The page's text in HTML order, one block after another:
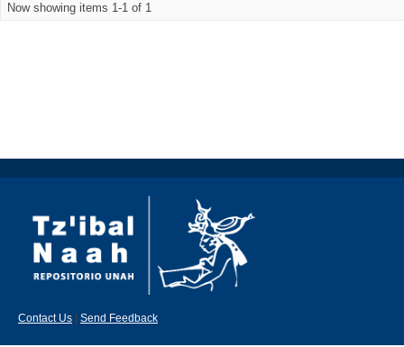
Now showing items 1-1 of 1
Contact Us Send Feedback